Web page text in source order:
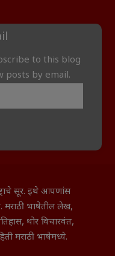
to this blog
posts by email.
सूर. इथे आपणांस
मराठी भाषेतील लेख,
थोर विचारवंत,
मराठी भाषेमध्ये.